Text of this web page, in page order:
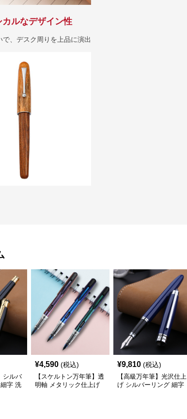
カルなデザイン性
、デスク周りを上品に演出
シルバ
字 洗
¥4,590 (税込)
【スケルトン万年筆】透
明軸 メタリック仕上げ
¥9,810 (税込)
【高級万年筆】光沢仕上
げ シルバーリング 細字